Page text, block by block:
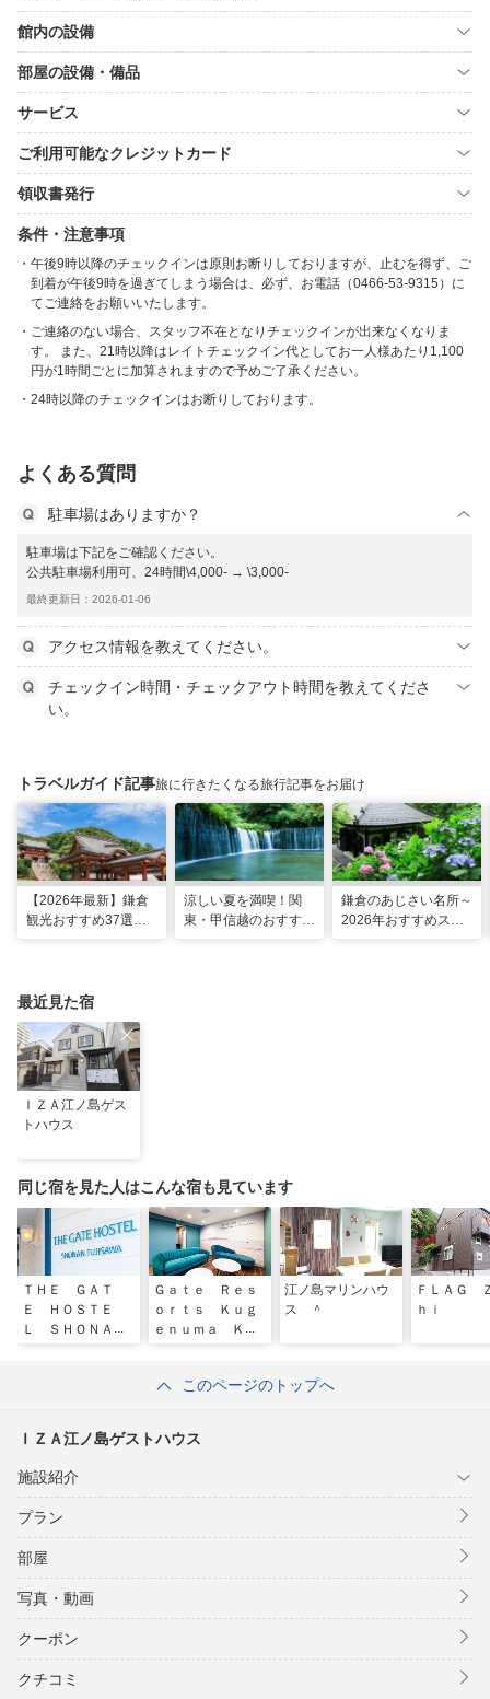
館内の設備
部屋の設備・備品
サービス
ご利用可能なクレジットカード
領収書発行
条件・注意事項
午後9時以降のチェックインは原則お断りしておりますが、止むを得ず、ご
到着が午後9時を過ぎてしまう場合は、必ず、お電話（0466-53-9315）に
てご連絡をお願いいたします。
ご連絡のない場合、スタッフ不在となりチェックインが出来なくなりま
す。 また、21時以降はレイトチェックイン代としてお一人様あたり1,100
円が1時間ごとに加算されますので予めご了承ください。
24時以降のチェックインはお断りしております。
よくある質問
駐車場はありますか？
駐車場は下記をご確認ください。
公共駐車場利用可、24時間\4,000- → \3,000-
最終更新日：2026-01-06
アクセス情報を教えてください。
チェックイン時間・チェックアウト時間を教えてくださ
い。
トラベルガイド記事旅に行きたくなる旅行記事をお届け
【2026年最新】鎌倉
観光おすすめ37選！
涼しい夏を満喫！関
東・甲信越のおすすめ
鎌倉のあじさい名所～
2026年おすすめスポ
最近見た宿
ＩＺＡ江ノ島ゲス
トハウス
同じ宿を見た人はこんな宿も見ています
ＴＨＥ ＧＡＴ
Ｅ ＨＯＳＴＥ
Ｌ ＳＨＯＮＡ
Ｇａｔｅ Ｒｅｓ
ｏｒｔｓ Ｋｕｇ
ｅｎｕｍａ Ｋａ
江ノ島マリンハウ
ス ＾
ＦＬＡＧ
ｈｉ
このページのトップへ
ＩＺＡ江ノ島ゲストハウス
施設紹介
プラン
部屋
写真・動画
クーポン
クチコミ